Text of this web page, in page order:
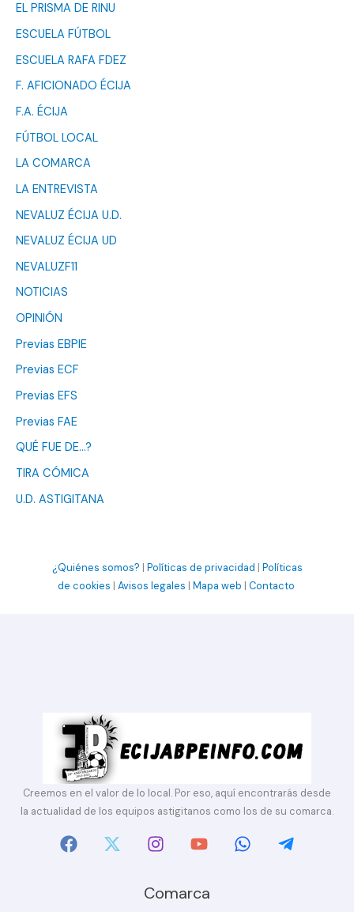
EL PRISMA DE RINU
ESCUELA FÚTBOL
ESCUELA RAFA FDEZ
F. AFICIONADO ÉCIJA
F.A. ÉCIJA
FÚTBOL LOCAL
LA COMARCA
LA ENTREVISTA
NEVALUZ ÉCIJA U.D.
NEVALUZ ÉCIJA UD
NEVALUZF11
NOTICIAS
OPINIÓN
Previas EBPIE
Previas ECF
Previas EFS
Previas FAE
QUÉ FUE DE…?
TIRA CÓMICA
U.D. ASTIGITANA
¿Quiénes somos? | Políticas de privacidad | Políticas
de cookies | Avisos legales | Mapa web | Contacto
Creemos en el valor de lo local. Por eso, aquí encontrarás desde
la actualidad de los equipos astigitanos como los de su comarca.
Comarca